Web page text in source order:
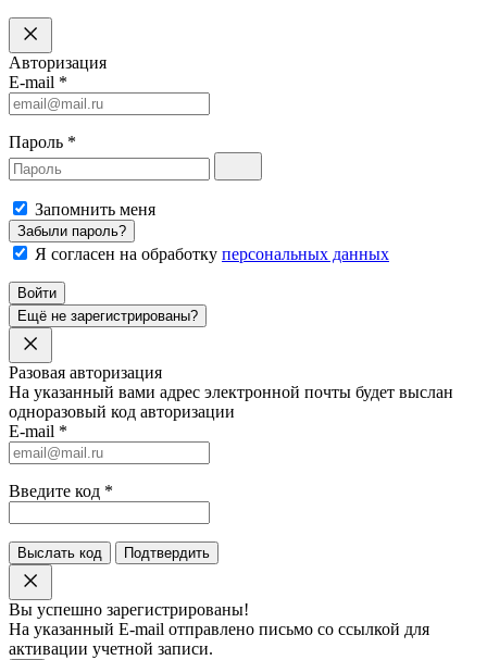
Авторизация
E-mail *
Пароль *
Запомнить меня
Забыли пароль?
Я согласен на обработку персональных данных
Войти
Ещё не зарегистрированы?
Разовая авторизация
На указанный вами адрес электронной почты будет выслан
одноразовый код авторизации
E-mail *
Введите код *
Выслать код Подтвердить
Вы успешно зарегистрированы!
На указанный E-mail отправлено письмо со ссылкой для
активации учетной записи.